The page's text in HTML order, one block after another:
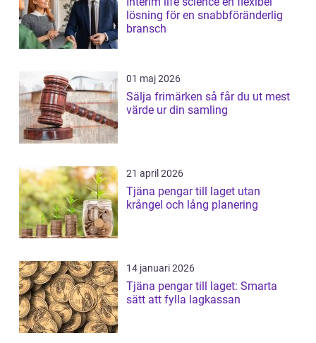
lösning för en snabbföränderlig
bransch
01 maj 2026
Sälja frimärken så får du ut mest
värde ur din samling
21 april 2026
Tjäna pengar till laget utan
krångel och lång planering
14 januari 2026
Tjäna pengar till laget: Smarta
sätt att fylla lagkassan